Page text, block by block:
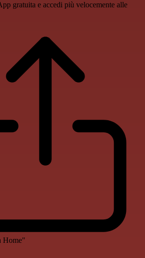
gratuita e accedi più velocemente alle
Home"